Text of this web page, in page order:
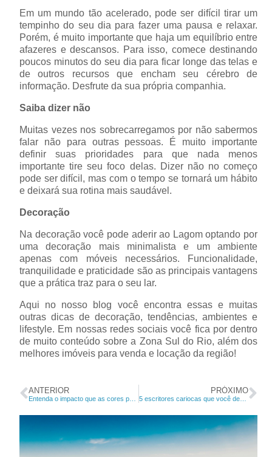
Em um mundo tão acelerado, pode ser difícil tirar um
tempinho do seu dia para fazer uma pausa e relaxar.
Porém, é muito importante que haja um equilíbrio entre
afazeres e descansos. Para isso, comece destinando
poucos minutos do seu dia para ficar longe das telas e
de outros recursos que encham seu cérebro de
informação. Desfrute da sua própria companhia.
Saiba dizer não
Muitas vezes nos sobrecarregamos por não sabermos
falar não para outras pessoas. É muito importante
definir suas prioridades para que nada menos
importante tire seu foco delas. Dizer não no começo
pode ser difícil, mas com o tempo se tornará um hábito
e deixará sua rotina mais saudável.
Decoração
Na decoração você pode aderir ao Lagom optando por
uma decoração mais minimalista e um ambiente
apenas com móveis necessários. Funcionalidade,
tranquilidade e praticidade são as principais vantagens
que a prática traz para o seu lar.
Aqui no nosso blog você encontra essas e muitas
outras dicas de decoração, tendências, ambientes e
lifestyle. Em nossas redes sociais você fica por dentro
de muito conteúdo sobre a Zona Sul do Rio, além dos
melhores imóveis para venda e locação da região!
ANTERIOR PRÓXIMO
5 escritores cariocas que você deveria conhecer